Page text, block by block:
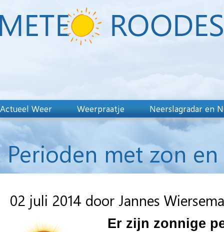
Actueel Weer Weerpraatje Neerslagradar en
Perioden met zon
02 juli 2014 door Jannes Wiersema
Er zijn zonnige